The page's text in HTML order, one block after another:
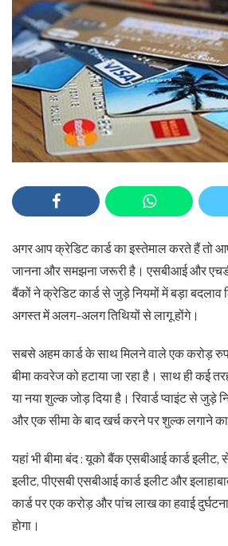
अगर आप क्रेडिट कार्ड का इस्तेमाल करते हैं तो
जानना और समझना जरूरी है। एसबीआई और
बैंकों ने क्रेडिट कार्ड से जुड़े नियमों में बड़ा बदलाव
अगस्त में अलग-अलग तिथियों से लागू होंगे।
सबसे अहम कार्ड के साथ मिलने वाले एक करोड़
बीमा कवरेज को हटाया जा रहा है। साथ ही कई
या नया शुल्क जोड़ दिया है। रिवार्ड प्वाइंट से जुड़े
और एक सीमा के बाद खर्च करने पर शुल्क लगाने का
यहां भी बीमा बंद : यूको बैंक एसबीआई कार्ड
इलीट, पीएसबी एसबीआई कार्ड इलीट और
कार्ड पर एक करोड़ और पांच लाख का हवाई
होगा।